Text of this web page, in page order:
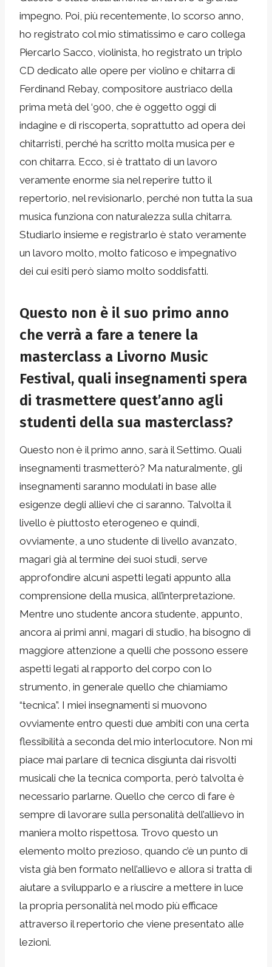
impegno. Poi, più recentemente, lo scorso anno,
ho registrato col mio stimatissimo e caro collega
Piercarlo Sacco, violinista, ho registrato un triplo
CD dedicato alle opere per violino e chitarra di
Ferdinand Rebay, compositore austriaco della
prima metà del ‘900, che è oggetto oggi di
indagine e di riscoperta, soprattutto ad opera dei
chitarristi, perché ha scritto molta musica per e
con chitarra. Ecco, si è trattato di un lavoro
veramente enorme sia nel reperire tutto il
repertorio, nel revisionarlo, perché non tutta la sua
musica funziona con naturalezza sulla chitarra.
Studiarlo insieme e registrarlo è stato veramente
un lavoro molto, molto faticoso e impegnativo
dei cui esiti però siamo molto soddisfatti.
Questo non è il suo primo anno
che verrà a fare a tenere la
masterclass a Livorno Music
Festival, quali insegnamenti spera
di trasmettere quest’anno agli
studenti della sua masterclass?
Questo non è il primo anno, sarà il Settimo. Quali
insegnamenti trasmetterò? Ma naturalmente, gli
insegnamenti saranno modulati in base alle
esigenze degli allievi che ci saranno. Talvolta il
livello è piuttosto eterogeneo e quindi,
ovviamente, a uno studente di livello avanzato,
magari già al termine dei suoi studi, serve
approfondire alcuni aspetti legati appunto alla
comprensione della musica, all’interpretazione.
Mentre uno studente ancora studente, appunto,
ancora ai primi anni, magari di studio, ha bisogno di
maggiore attenzione a quelli che possono essere
aspetti legati al rapporto del corpo con lo
strumento, in generale quello che chiamiamo
“tecnica”. I miei insegnamenti si muovono
ovviamente entro questi due ambiti con una certa
flessibilità a seconda del mio interlocutore. Non mi
piace mai parlare di tecnica disgiunta dai risvolti
musicali che la tecnica comporta, però talvolta è
necessario parlarne. Quello che cerco di fare è
sempre di lavorare sulla personalità dell’allievo in
maniera molto rispettosa. Trovo questo un
elemento molto prezioso, quando c’è un punto di
vista già ben formato nell’allievo e allora si tratta di
aiutare a svilupparlo e a riuscire a mettere in luce
la propria personalità nel modo più efficace
attraverso il repertorio che viene presentato alle
lezioni.